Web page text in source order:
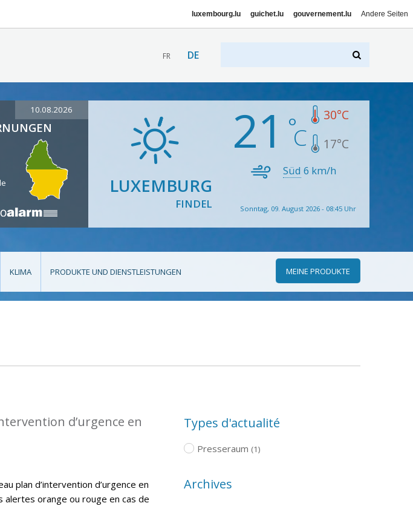
luxembourg.lu guichet.lu gouvernement.lu Andere Seiten
FR DE
10.08.2026
LUXEMBURG
FINDEL
21 30°C
17°C
Süd 6 km/h
Sonntag, 09. August 2026 - 08:45 Uhr
KLIMA PRODUKTE UND DIENSTLEISTUNGEN MEINE PRODUKTE
d’urgence en
plan d’intervention d’urgence en
alertes orange ou rouge en cas de
Types d'actualité
Presseraum (1)
Archives